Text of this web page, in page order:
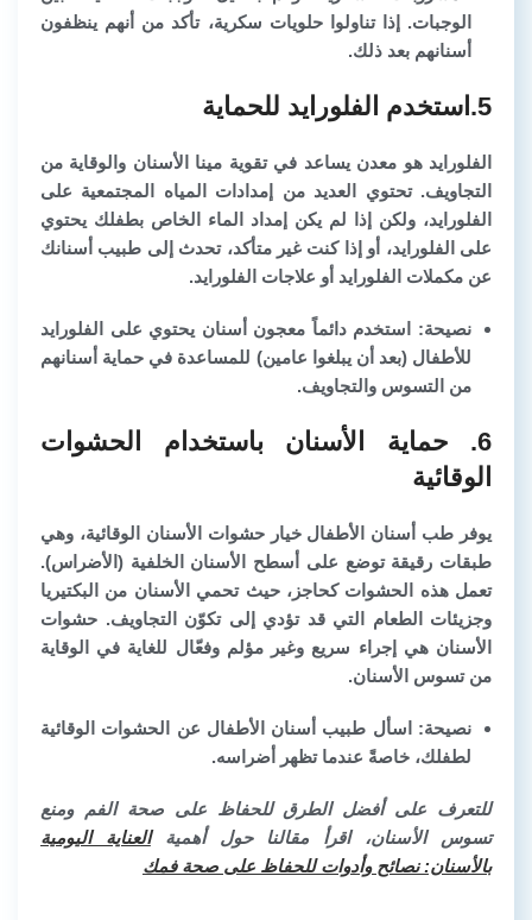
الوجبات. إذا تناولوا حلويات سكرية، تأكد من أنهم ينظفون
أسنانهم بعد ذلك.
5.استخدم الفلورايد للحماية
الفلورايد هو معدن يساعد في تقوية مينا الأسنان والوقاية من
التجاويف. تحتوي العديد من إمدادات المياه المجتمعية على
الفلورايد، ولكن إذا لم يكن إمداد الماء الخاص بطفلك يحتوي
على الفلورايد، أو إذا كنت غير متأكد، تحدث إلى طبيب أسنانك
عن مكملات الفلورايد أو علاجات الفلورايد.
نصيحة: استخدم دائماً معجون أسنان يحتوي على الفلورايد
للأطفال (بعد أن يبلغوا عامين) للمساعدة في حماية أسنانهم
من التسوس والتجاويف.
6. حماية الأسنان باستخدام الحشوات
الوقائية
يوفر طب أسنان الأطفال خيار حشوات الأسنان الوقائية، وهي
طبقات رقيقة توضع على أسطح الأسنان الخلفية (الأضراس).
تعمل هذه الحشوات كحاجز، حيث تحمي الأسنان من البكتيريا
وجزيئات الطعام التي قد تؤدي إلى تكوّن التجاويف. حشوات
الأسنان هي إجراء سريع وغير مؤلم وفعّال للغاية في الوقاية
من تسوس الأسنان.
نصيحة: اسأل طبيب أسنان الأطفال عن الحشوات الوقائية
لطفلك، خاصةً عندما تظهر أضراسه.
للتعرف على أفضل الطرق للحفاظ على صحة الفم ومنع
تسوس الأسنان، اقرأ مقالنا حول أهميةالعناية اليومية
بالأسنان: نصائح وأدوات للحفاظ على صحة فمك